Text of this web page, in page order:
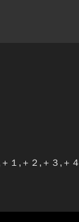
１,＋２,＋３,＋４